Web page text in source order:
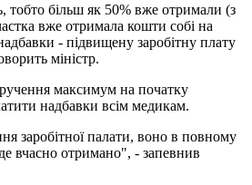
тобто більш як 50% вже отримали (з
вже отримала кошти собі на
- підвищену заробітну плату
міністр.
максимум на початку
надбавки всім медикам.
заробітної палати, воно в повному
вчасно отримано", - запевнив